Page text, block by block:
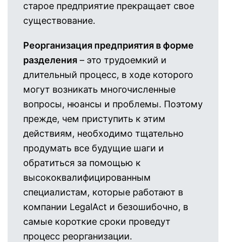
старое предприятие прекращает свое
существование.
Реорганизация предприятия в форме
разделения – это трудоемкий и
длительный процесс, в ходе которого
могут возникать многочисленные
вопросы, нюансы и проблемы. Поэтому
прежде, чем приступить к этим
действиям, необходимо тщательно
продумать все будущие шаги и
обратиться за помощью к
высококвалифицированным
специалистам, которые работают в
компании LegalAct и безошибочно, в
самые короткие сроки проведут
процесс реорганизации.